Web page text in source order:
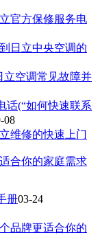
官方保修服务电
日立中央空调的
立空调常见故障并
话(“如何快速联系
08
维修的快速上门
合你的家庭需求
册03-24
品牌更适合你的